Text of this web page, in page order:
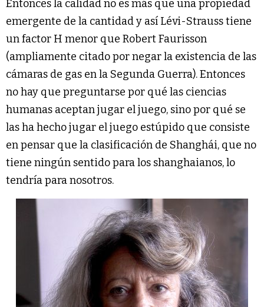
Entonces la calidad no es más que una propiedad
emergente de la cantidad y así Lévi-Strauss tiene
un factor H menor que Robert Faurisson
(ampliamente citado por negar la existencia de las
cámaras de gas en la Segunda Guerra). Entonces
no hay que preguntarse por qué las ciencias
humanas aceptan jugar el juego, sino por qué se
las ha hecho jugar el juego estúpido que consiste
en pensar que la clasificación de Shanghái, que no
tiene ningún sentido para los shanghaianos, lo
tendría para nosotros.